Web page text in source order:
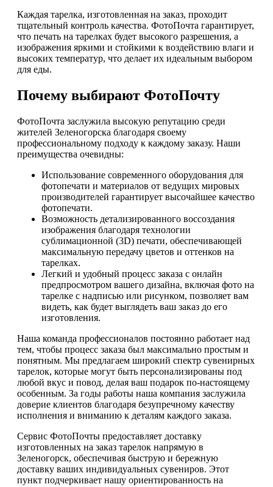
Каждая тарелка, изготовленная на заказ, проходит
тщательный контроль качества. ФотоПочта гарантирует,
что печать на тарелках будет высокого разрешения, а
изображения яркими и стойкими к воздействию влаги и
высоких температур, что делает их идеальным выбором
для еды.
Почему выбирают ФотоПочту
ФотоПочта заслужила высокую репутацию среди
жителей Зеленогорска благодаря своему
профессиональному подходу к каждому заказу. Наши
преимущества очевидны:
Использование современного оборудования для
фотопечати и материалов от ведущих мировых
производителей гарантирует высочайшее качество
фотопечати.
Возможность детализированного воссоздания
изображения благодаря технологии
сублимационной (3D) печати, обеспечивающей
максимальную передачу цветов и оттенков на
тарелках.
Легкий и удобный процесс заказа с онлайн
предпросмотром вашего дизайна, включая фото на
тарелке с надписью или рисунком, позволяет вам
видеть, как будет выглядеть ваш заказ до его
изготовления.
Наша команда профессионалов постоянно работает над
тем, чтобы процесс заказа был максимально простым и
понятным. Мы предлагаем широкий спектр сувенирных
тарелок, которые могут быть персонализированы под
любой вкус и повод, делая ваш подарок по-настоящему
особенным. За годы работы наша компания заслужила
доверие клиентов благодаря безупречному качеству
исполнения и вниманию к деталям каждого заказа.
Сервис ФотоПочты предоставляет доставку
изготовленных на заказ тарелок напрямую в
Зеленогорск, обеспечивая быструю и бережную
доставку ваших индивидуальных сувениров. Этот
пункт подчеркивает нашу ориентированность на